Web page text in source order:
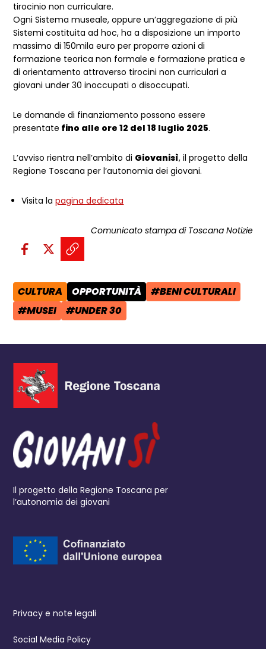
tirocinio non curriculare.
Ogni Sistema museale, oppure un’aggregazione di più
Sistemi costituita ad hoc, ha a disposizione un importo
massimo di 150mila euro per proporre azioni di
formazione teorica non formale e formazione pratica e
di orientamento attraverso tirocini non curriculari a
giovani under 30 inoccupati o disoccupati.
Le domande di finanziamento possono essere
presentate fino alle ore 12 del 18 luglio 2025.
L’avviso rientra nell’ambito di Giovanisì, il progetto della
Regione Toscana per l’autonomia dei giovani.
Visita lapagina dedicata
Comunicato stampa di Toscana Notizie
Condividi sui social:
Condividi su Facebook - apre
Condividi su X - apre una
Copia il link e condividi -
AREA TEMATICA:
CULTURA CATEGORIA POST:
OPPORTUNITÀ TAG:
#BENI CULTURALI
TAG:
#MUSEI TAG:
#UNDER 30
Il progetto della Regione Toscana per
l’autonomia dei giovani
Privacy e note legali
Social Media Policy